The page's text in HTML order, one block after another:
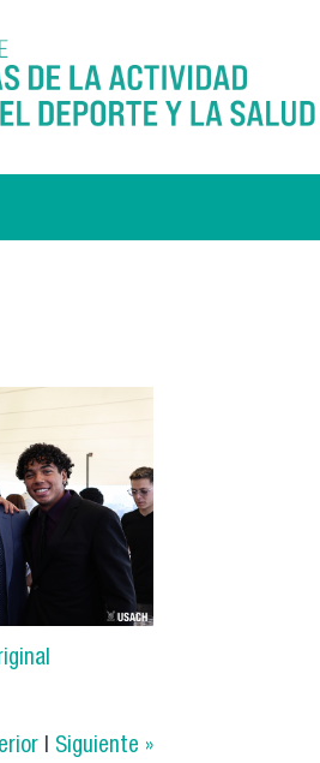
Siguiente »